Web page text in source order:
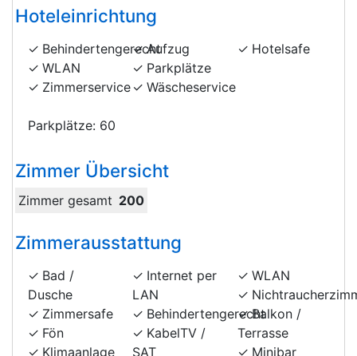
Hoteleinrichtung
Behindertengerecht
WLAN
Zimmerservice
Aufzug
Parkplätze
Wäscheservice
Hotelsafe
Parkplätze: 60
Zimmer Übersicht
Zimmer gesamt 200
Zimmerausstattung
Bad /
Dusche
Zimmersafe
Fön
Klimaanlage
Internet per
LAN
Behindertengerecht
KabelTV /
SAT
WLAN
Balkon /
Terrasse
Minibar